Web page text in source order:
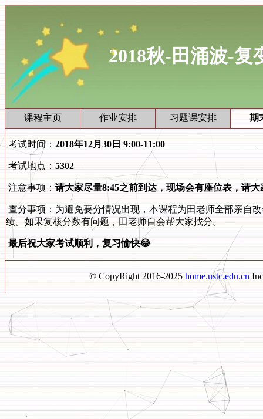
2018秋-田涌波-复
课程主页 作业安排 习题课安排 期
考试时间： 2018年12月30日 9:00-11:00
考试地点： 5302
注意事项： 请大家尽量8:45之前到达，现场会有座位表，请
查分事项：为避免要分情况出现，本课程为田老师全部亲自
绩。如果复核分数有问题，田老师自会帮大家找分。
最后祝大家考试顺利，复习愉快😂
© CopyRight 2016-2025home.ustc.edu.cnInc